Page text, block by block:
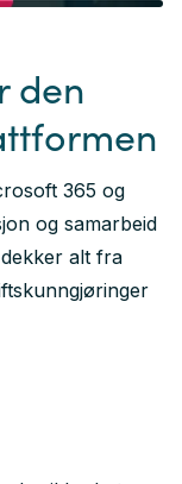
den
365 og
og samarbeid
alt fra